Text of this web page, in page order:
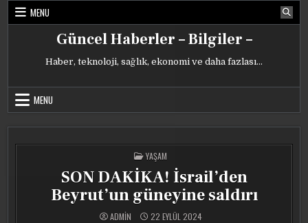
Skip
MENU
Güncel Haberler – Bilgiler –
Haber, teknoloji, sağlık, ekonomi ve daha fazlası…
MENU
POSTED
IN
YAŞAM
SON DAKİKA! İsrail’den
Beyrut’un güneyine saldırı
ADMIN 22 EYLÜL 2024